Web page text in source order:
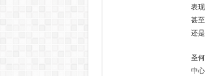
表
甚
还
圣
中